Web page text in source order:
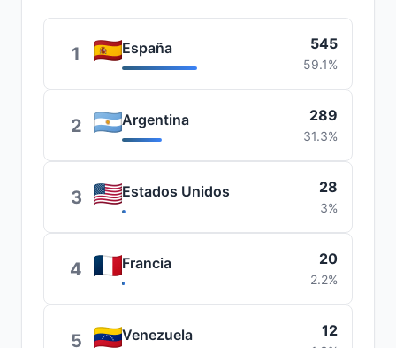
1 España 545
59.1%
2 Argentina 289
31.3%
3 Estados Unidos 28
3%
4 Francia 20
2.2%
5 Venezuela 12